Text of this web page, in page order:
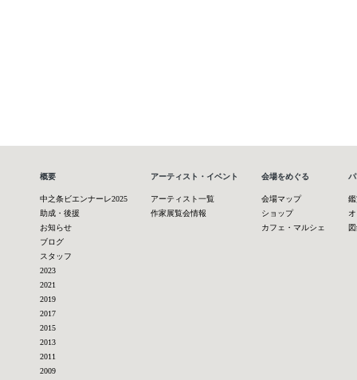
概要
中之条ビエンナーレ2025
助成・後援
お知らせ
ブログ
スタッフ
2023
2021
2019
2017
2015
2013
2011
2009
アーティスト・イベント
アーティスト一覧
作家展覧会情報
会場をめぐる
会場マップ
ショップ
カフェ・マルシェ